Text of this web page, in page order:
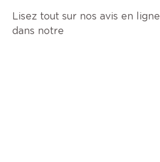
Lisez tout sur nos avis en ligne
dans notre